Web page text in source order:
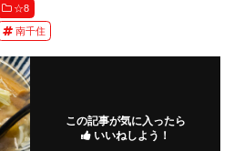
☆8
南千住
この記事が気に入ったら
いいねしよう！